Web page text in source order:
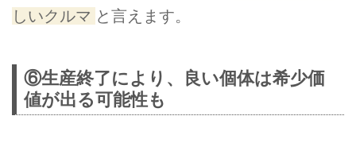
しいクルマ と言えます。
⑥生産終了により、良い個体は希少価
値が出る可能性も